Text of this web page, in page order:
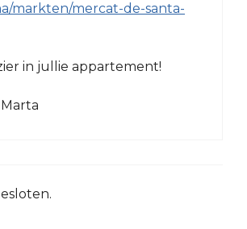
markten/mercat-de-santa-
in jullie appartement!